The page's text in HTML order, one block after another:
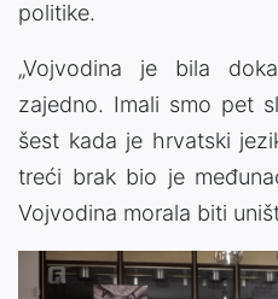
politike.
„Vojvodina je bila
zajedno. Imali smo pet
šest kada je hrvatski
treći brak bio je
Vojvodina morala biti